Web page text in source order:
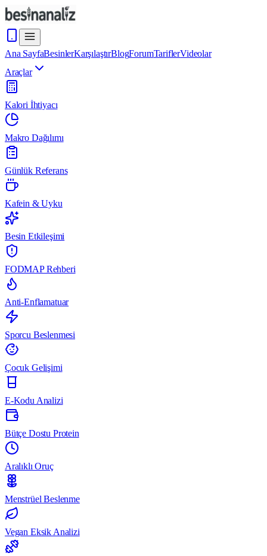
Ana SayfaBesinlerKarşılaştırBlogForumTariflerVideolar
Araçlar
Kalori İhtiyacı
Makro Dağılımı
Günlük Referans
Kafein & Uyku
Besin Etkileşimi
FODMAP Rehberi
Anti-Enflamatuar
Sporcu Beslenmesi
Çocuk Gelişimi
E-Kodu Analizi
Bütçe Dostu Protein
Aralıklı Oruç
Menstrüel Beslenme
Vegan Eksik Analizi